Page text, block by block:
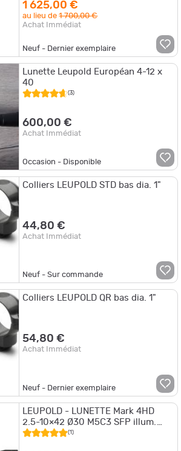
1 625,00 €
au lieu de1 700,00 €
Achat Immédiat
Neuf - Dernier exemplaire
Lunette Leupold Européan 4-12 x
40
(3)
600,00 €
Achat Immédiat
Occasion - Disponible
Colliers LEUPOLD STD bas dia. 1"
44,80 €
Achat Immédiat
Neuf - Sur commande
Colliers LEUPOLD QR bas dia. 1"
54,80 €
Achat Immédiat
Neuf - Dernier exemplaire
LEUPOLD - LUNETTE Mark 4HD
2.5-10×42 Ø30 M5C3 SFP illum.
TMR
(1)